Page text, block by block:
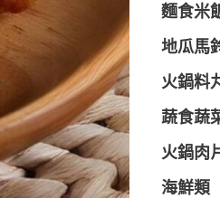
麵食米
地瓜馬
火鍋料
蔬食蔬
火鍋肉
海鮮類